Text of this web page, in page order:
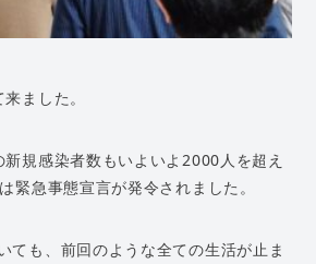
ました。
規感染者数もいよいよ2000人を超え
緊急事態宣言が発令されました。
ても、前回のような全ての生活が止ま